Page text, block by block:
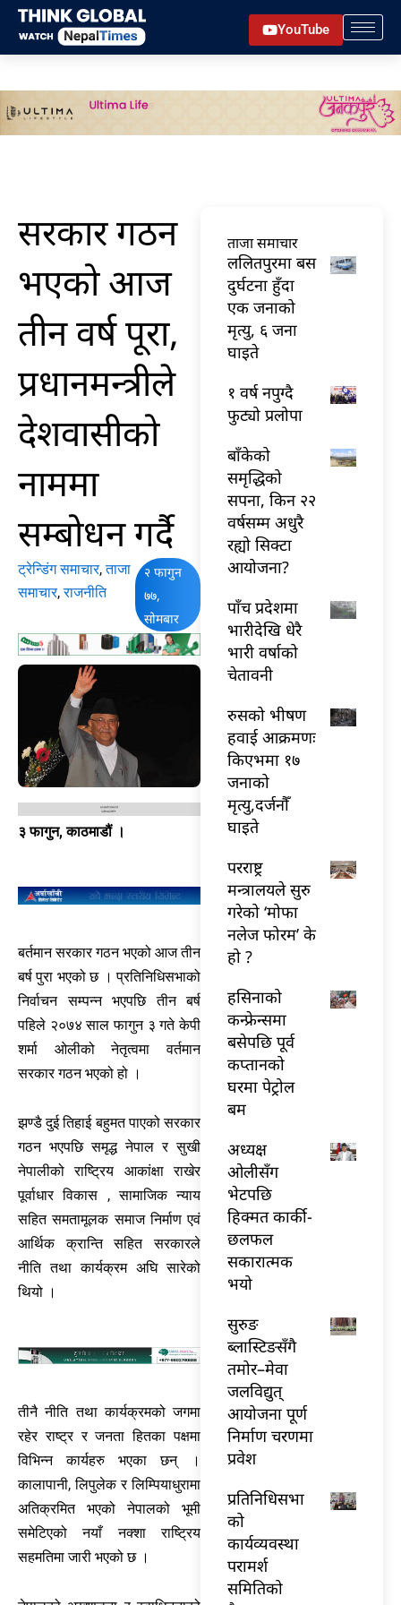
Skip
content
YouTube
सरकार गठन
भएको आज
तीन वर्ष पूरा,
प्रधानमन्त्रीले
देशवासीको
नाममा
सम्बोधन गर्दै
ट्रेन्डिंग समाचार,ताजा
समाचार,राजनीति
२ फागुन
७७,
सोमबार
३ फागुन, काठमाडौं ।
बर्तमान सरकार गठन भएको आज तीन
बर्ष पुरा भएको छ । प्रतिनिधिसभाको
निर्वाचन सम्पन्न भएपछि तीन बर्ष
पहिले २०७४ साल फागुन ३ गते केपी
शर्मा ओलीको नेतृत्वमा वर्तमान
सरकार गठन भएको हो ।
झण्डै दुई तिहाई बहुमत पाएको सरकार
गठन भएपछि समृद्ध नेपाल र सुखी
नेपालीको राष्ट्रिय आकांक्षा राखेर
पूर्वाधार विकास , सामाजिक न्याय
सहित समतामूलक समाज निर्माण एवं
आर्थिक क्रान्ति सहित सरकारले
नीति तथा कार्यक्रम अघि सारेको
थियो ।
तीनै नीति तथा कार्यक्रमको जगमा
रहेर राष्ट्र र जनता हितका पक्षमा
विभिन्न कार्यहरु भएका छन् ।
कालापानी, लिपुलेक र लिम्पियाधुरामा
अतिक्रमित भएको नेपालको भूमी
समेटिएको नयाँ नक्शा राष्ट्रिय
सहमतिमा जारी भएको छ ।
ताजा समाचार
ललितपुरमा बस
दुर्घटना हुँदा
एक जनाको
मृत्यु, ६ जना
घाइते
१ वर्ष नपुग्दै
फुट्यो प्रलोपा
बाँकेको
समृद्धिको
सपना, किन २२
वर्षसम्म अधुरै
रह्यो सिक्टा
आयोजना?
पाँच प्रदेशमा
भारीदेखि धेरै
भारी वर्षाको
चेतावनी
रुसको भीषण
हवाई आक्रमणः
किएभमा १७
जनाको
मृत्यु,दर्जनौँ
घाइते
परराष्ट्र
मन्त्रालयले सुरु
गरेको ‘मोफा
नलेज फोरम’ के
हो ?
हसिनाको
कन्फ्रेन्समा
बसेपछि पूर्व
कप्तानको
घरमा पेट्रोल
बम
अध्यक्ष
ओलीसँग
भेटपछि
हिक्मत कार्की-
छलफल
सकारात्मक
भयो
सुरुङ
ब्लास्टिङसँगै
तमोर–मेवा
जलविद्युत्
आयोजना पूर्ण
निर्माण चरणमा
प्रवेश
प्रतिनिधिसभा
को
कार्यव्यवस्था
परामर्श
समितिको